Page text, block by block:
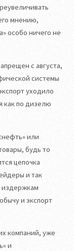
мнению,
особо ничего не
с августа,
системы
уходило
как по дизелю
или
будь то
цепочка
и так
издержкам
и экспорт
компаний, уже
и